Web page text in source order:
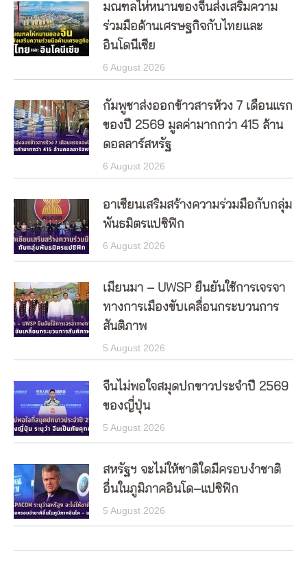
มณฑลไห่หนานของจีนส่งเสริมความ
ร่วมมือด้านเศรษฐกิจกับไทยและ
อินโดนีเซีย
6 August 2026
กัมพูชาส่งออกข้าวสารห้วง 7 เดือนแรก
ของปี 2569 มูลค่ามากกว่า 415 ล้าน
ดอลลาร์สหรัฐ
6 August 2026
อาเซียนเสริมสร้างความร่วมมือกับกลุ่ม
พันธมิตรแปซิฟิก
6 August 2026
เมียนมา – UWSP ยืนยันใช้การเจรจา
ทางการเมืองขับเคลื่อนกระบวนการ
สันติภาพ
5 August 2026
จีนไม่พอใจสมุดปกขาวประจำปี 2569
ของญี่ปุ่น
5 August 2026
สหรัฐฯ จะไม่ให้ชาติใดมีครอบงำชาติ
อื่นในภูมิภาคอินโด–แปซิฟิก
5 August 2026